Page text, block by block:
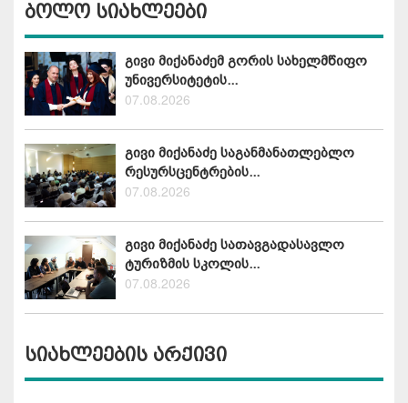
ბოლო სიახლეები
გივი მიქანაძემ გორის სახელმწიფო
უნივერსიტეტის...
07.08.2026
გივი მიქანაძე საგანმანათლებლო
რესურსცენტრების...
07.08.2026
გივი მიქანაძე სათავგადასავლო
ტურიზმის სკოლის...
07.08.2026
სიახლეების არქივი